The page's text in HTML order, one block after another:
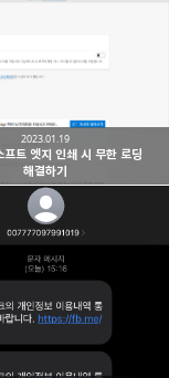
프트 엣지 인쇄 시 무한 로딩
해결하기
2023.01.19